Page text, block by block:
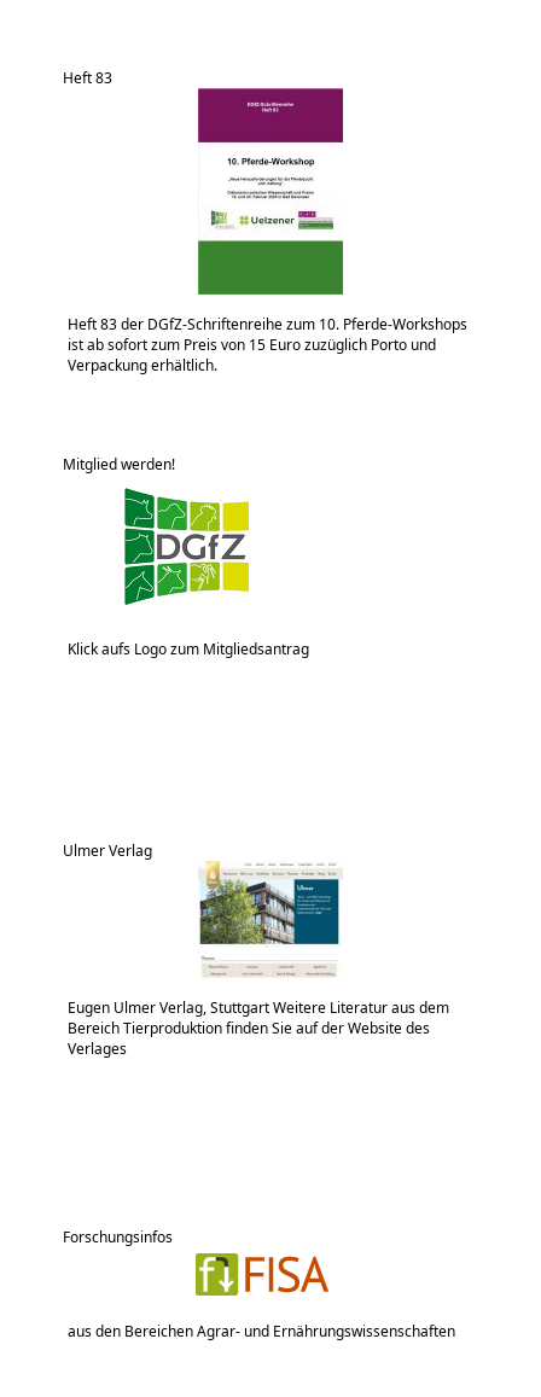
Heft 83
Heft 83 der DGfZ-Schriftenreihe zum 10. Pferde-Workshops
ist ab sofort zum Preis von 15 Euro zuzüglich Porto und
Verpackung erhältlich.
Mitglied werden!
Klick aufs Logo zum Mitgliedsantrag
Ulmer Verlag
Eugen Ulmer Verlag, Stuttgart Weitere Literatur aus dem
Bereich Tierproduktion finden Sie auf der Website des
Verlages
Forschungsinfos
aus den Bereichen Agrar- und Ernährungswissenschaften